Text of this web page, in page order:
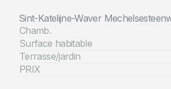
Sint-Katelijne-Waver
Chamb.
Surface habitable
Terrasse/jardin
PRIX